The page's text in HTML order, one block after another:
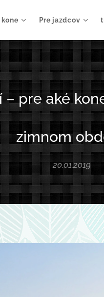
Pre jazdcov
– pre aké
zimnom
20.01.2019